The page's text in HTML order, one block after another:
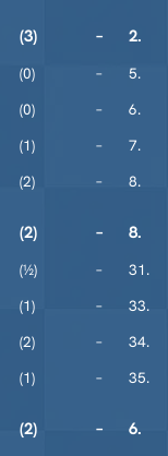
(3) – 2.
(0) –
5.
(0) –
6.
(1) –
7.
(2) – 8.
(2) – 8.
(½) –
31.
(1) –
33.
(2) –
34.
(1) – 35.
(2) – 6.